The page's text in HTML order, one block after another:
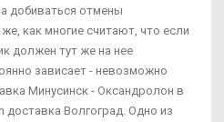
добиваться отмены
как многие считают, что если
должен тут же на нее
зависает - невозможно
Минусинск - Оксандролон в
доставка Волгоград. Одно из